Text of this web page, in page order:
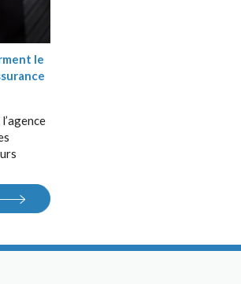
le